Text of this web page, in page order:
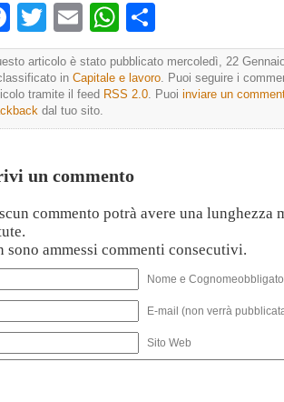
Facebook
TwitterEmailWhatsApp
articolo è stato pubblicato mercoledì, 22
in Capitale e lavoro. Puoi seguire i
tramite il feed RSS 2.0. Puoi inviare un
dal tuo sito.
un commento
commento potrà avere una lunghezza
sono ammessi commenti consecutivi.
Nome e
E-mail (non verrà
Sito Web